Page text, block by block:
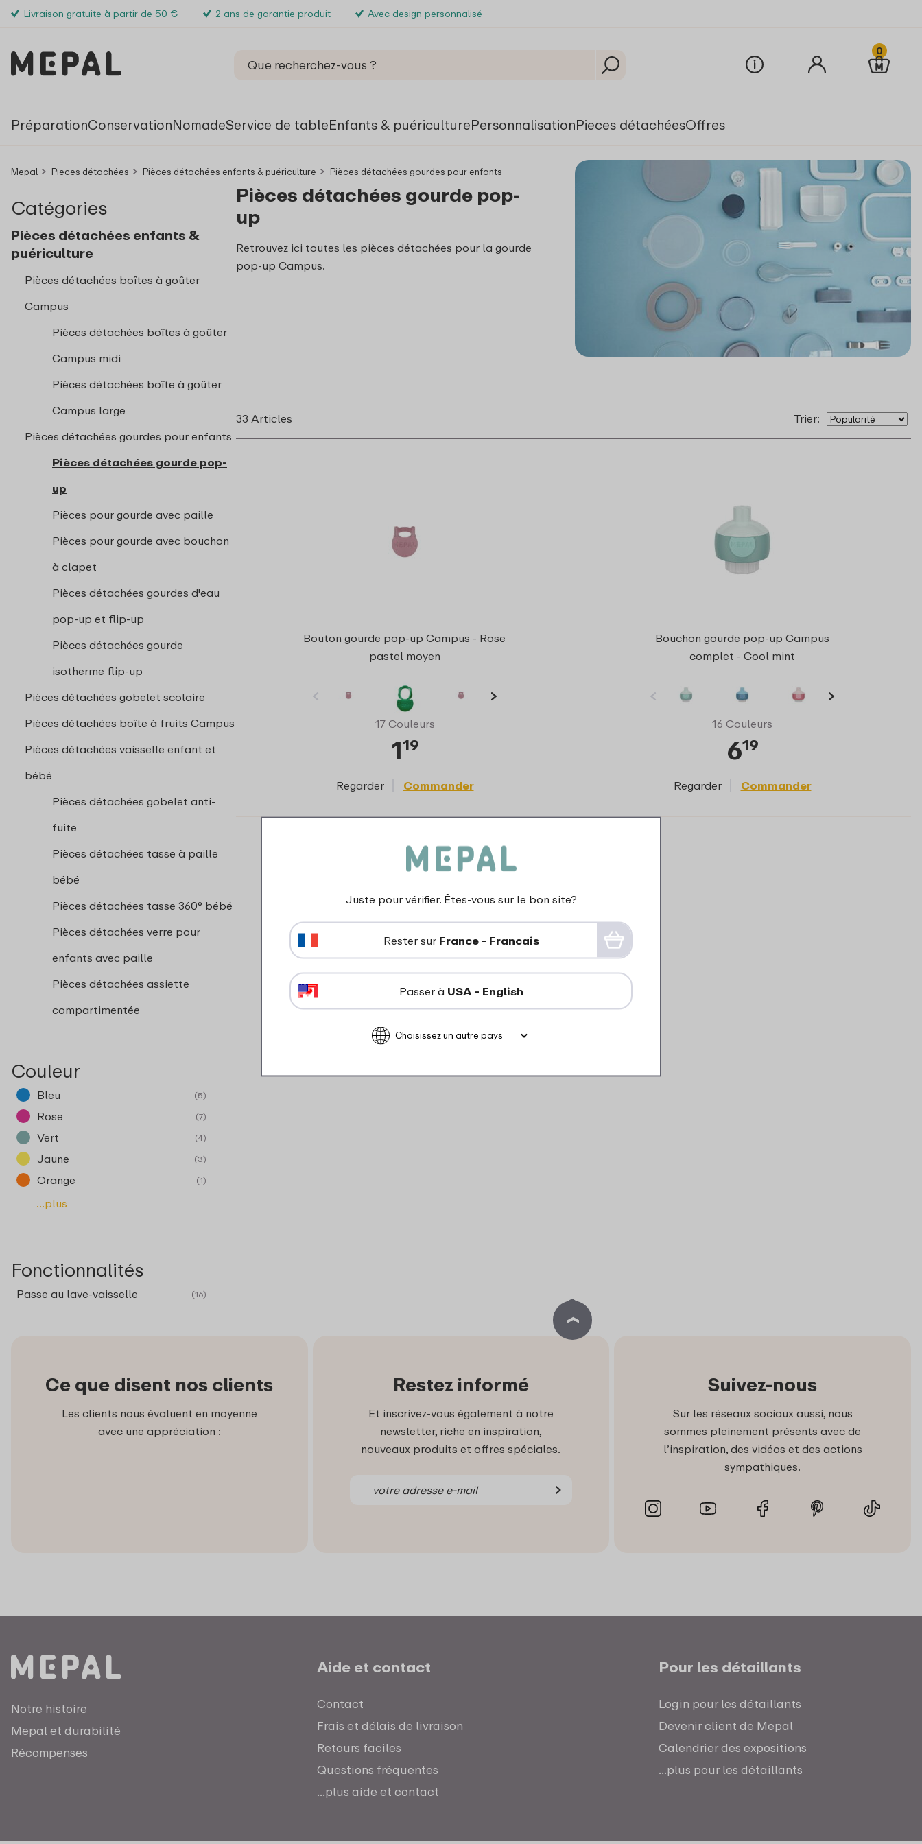
Livraison gratuite à partir de 50 € 2 ans de garantie produit Avec design personnalisé
0
PréparationConservationNomadeService de tableEnfants & puériculturePersonnalisationPieces détachéesOffres
Mepal Pieces détachées Pièces détachées enfants & puériculture Pièces détachées gourdes pour enfants
Catégories
Pièces détachées enfants &
puériculture
Pièces détachées boîtes à goûter
Campus
Pièces détachées boîtes à goûter
Campus midi
Pièces détachées boîte à goûter
Campus large
Pièces détachées gourdes pour enfants
Pièces détachées gourde pop-
up
Pièces pour gourde avec paille
Pièces pour gourde avec bouchon
à clapet
Pièces détachées gourdes d'eau
pop-up et flip-up
Pièces détachées gourde
isotherme flip-up
Pièces détachées gobelet scolaire
Pièces détachées boîte à fruits Campus
Pièces détachées vaisselle enfant et
bébé
Pièces détachées gobelet anti-
fuite
Pièces détachées tasse à paille
bébé
Pièces détachées tasse 360° bébé
Pièces détachées verre pour
enfants avec paille
Pièces détachées assiette
compartimentée
Couleur
Bleu (5)
Rose (7)
Vert (4)
Jaune (3)
Orange (1)
...plus
Fonctionnalités
Passe au lave-vaisselle (16)
Pièces détachées gourde pop-
up
Retrouvez ici toutes les pièces détachées pour la gourde
pop-up Campus.
33 Articles Trier:
Bouton gourde pop-up Campus - Rose
pastel moyen
17 Couleurs
119
Regarder Commander
Bouchon gourde pop-up Campus
complet - Cool mint
16 Couleurs
619
Regarder Commander
Ce que disent nos clients
Les clients nous évaluent en moyenne
avec une appréciation :
Restez informé
Et inscrivez-vous également à notre
newsletter, riche en inspiration,
nouveaux produits et offres spéciales.
Suivez-nous
Sur les réseaux sociaux aussi, nous
sommes pleinement présents avec de
l’inspiration, des vidéos et des actions
sympathiques.
Notre histoire
Mepal et durabilité
Récompenses
Aide et contact
Contact
Frais et délais de livraison
Retours faciles
Questions fréquentes
...plus aide et contact
Pour les détaillants
Login pour les détaillants
Devenir client de Mepal
Calendrier des expositions
...plus pour les détaillants
Juste pour vérifier. Êtes-vous sur le bon site?
Rester sur France - Francais
Passer à USA - English